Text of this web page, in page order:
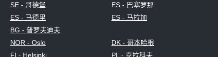
SE - 哥德堡
ES - 巴塞罗那
ES - 马德里
ES - 马拉加
BG - 普罗夫迪夫
NOR - Oslo
DK - 哥本哈根
FI - Helsinki
PL - 克拉科夫